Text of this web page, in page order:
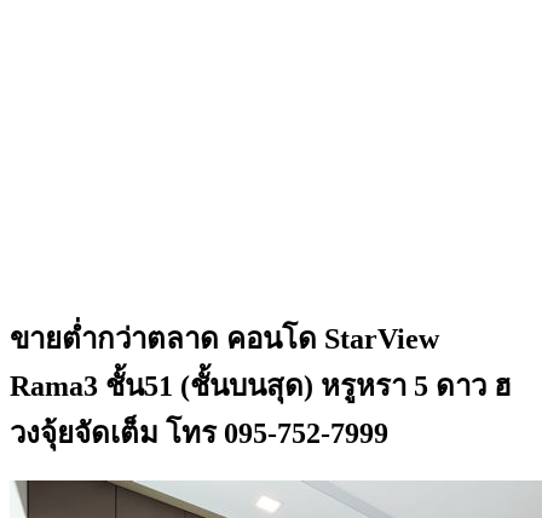
ขายต่ำกว่าตลาด คอนโด StarView
Rama3 ชั้น51 (ชั้นบนสุด) หรูหรา 5 ดาว ฮ
วงจุ้ยจัดเต็ม โทร 095-752-7999